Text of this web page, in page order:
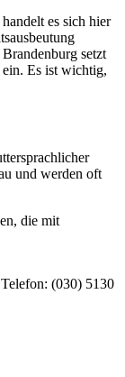
es sich hier
setzt
Es ist wichtig,
und werden oft
die mit
(030) 5130